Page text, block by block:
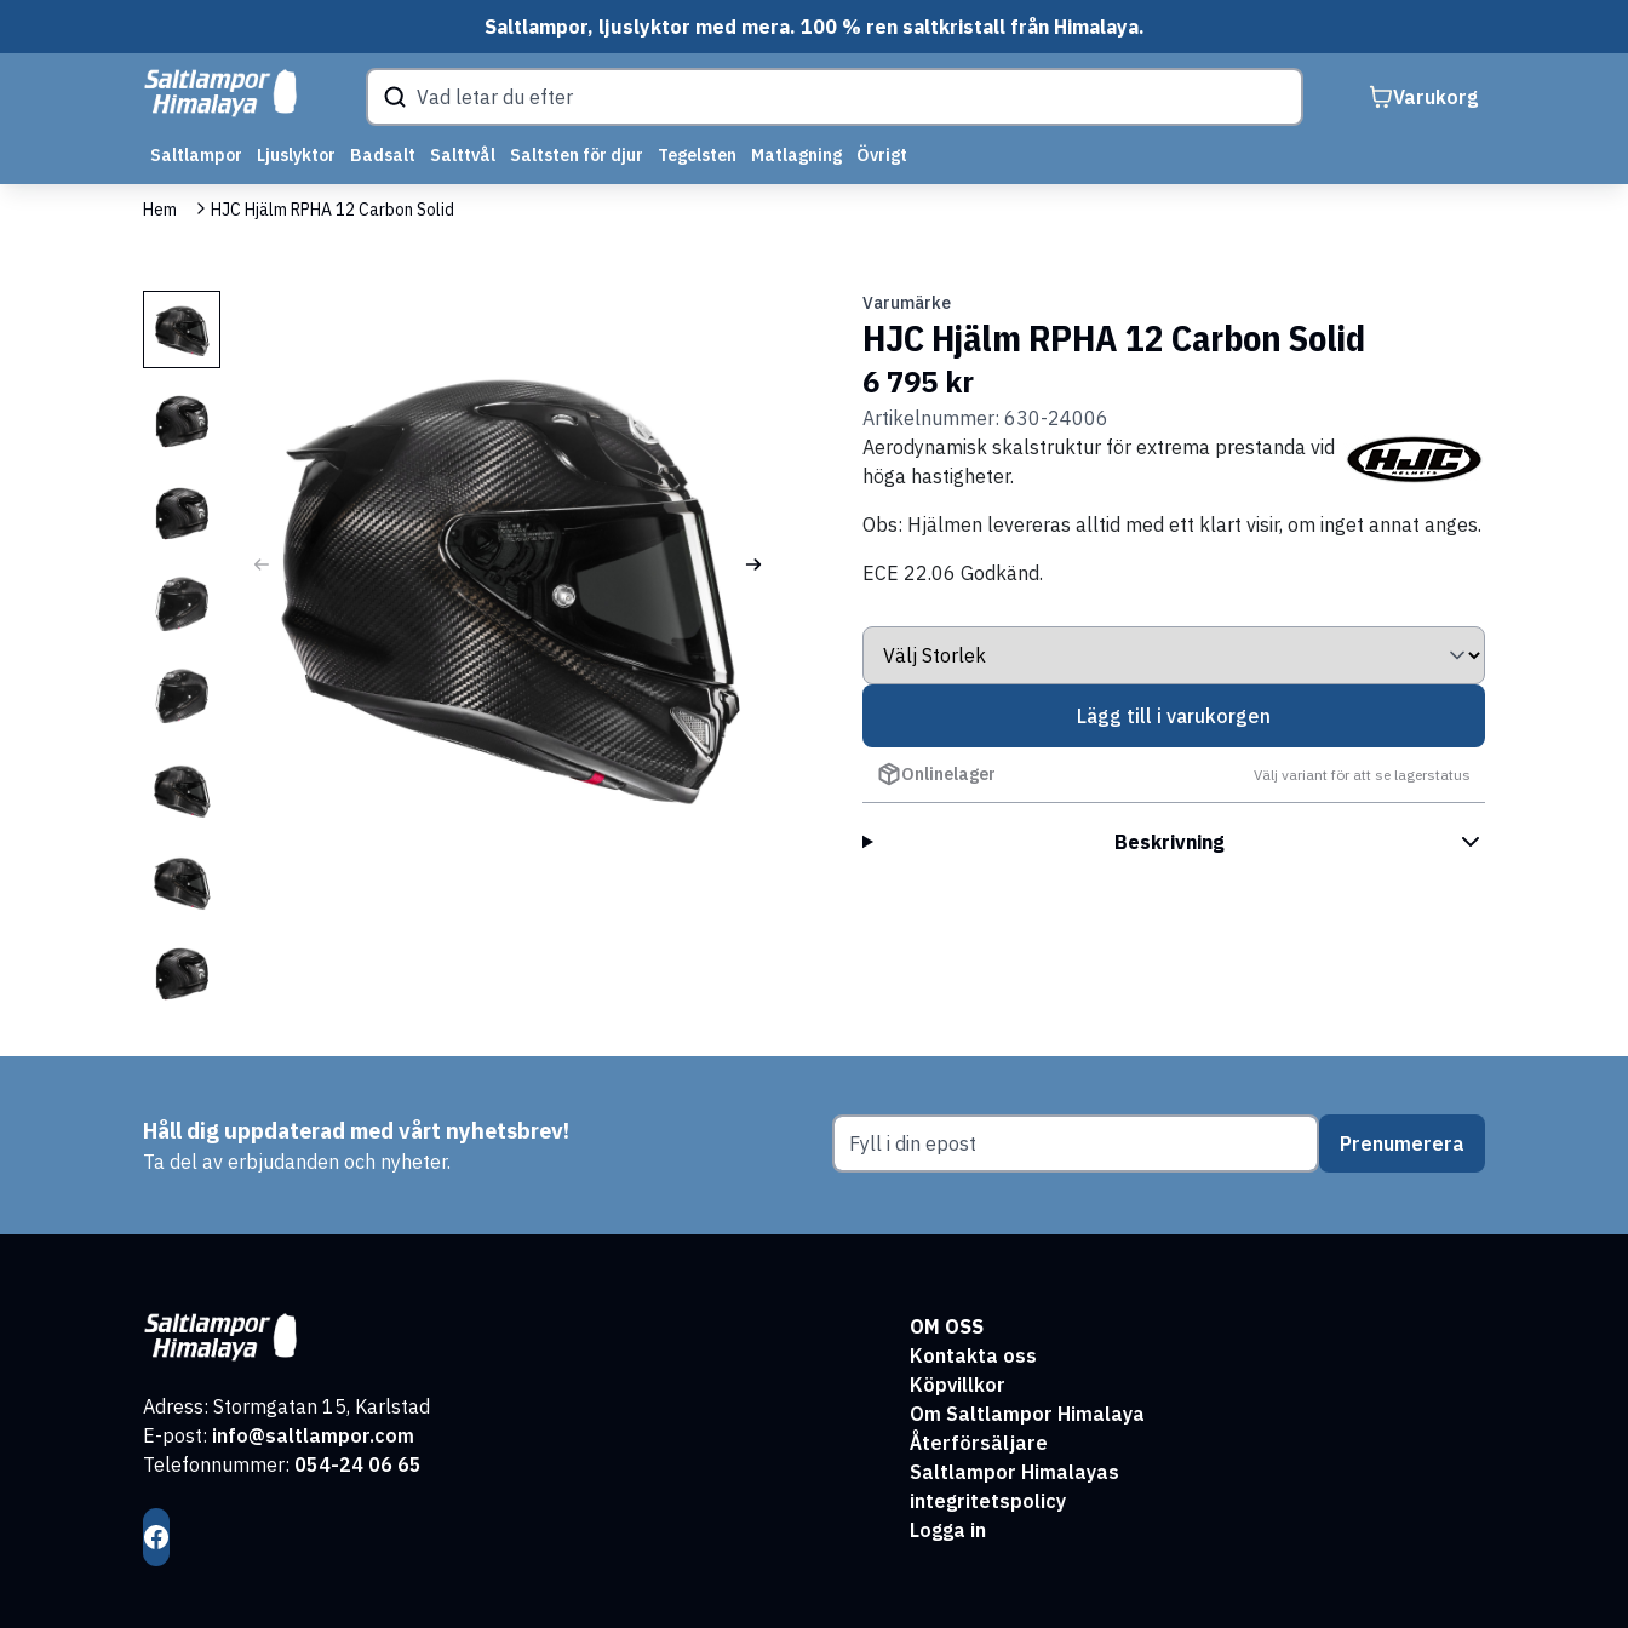
Saltlampor, ljuslyktor med mera. 100 % ren saltkristall från Himalaya.
Varukorg
Saltlampor Ljuslyktor Badsalt Salttvål Saltsten för djur Tegelsten Matlagning Övrigt
Hem HJC Hjälm RPHA 12 Carbon Solid
Varumärke
HJC Hjälm RPHA 12 Carbon Solid
6 795 kr
Artikelnummer: 630-24006
Aerodynamisk skalstruktur för extrema prestanda vid
höga hastigheter.
Obs: Hjälmen levereras alltid med ett klart visir, om inget annat anges.
ECE 22.06 Godkänd.
Lägg till i varukorgen
Onlinelager Välj variant för att se lagerstatus
Beskrivning
Håll dig uppdaterad med vårt nyhetsbrev!
Ta del av erbjudanden och nyheter.
Prenumerera
Adress: Stormgatan 15, Karlstad
E-post: info@saltlampor.com
Telefonnummer: 054-24 06 65
OM OSS
Kontakta oss
Köpvillkor
Om Saltlampor Himalaya
Återförsäljare
Saltlampor Himalayas
integritetspolicy
Logga in